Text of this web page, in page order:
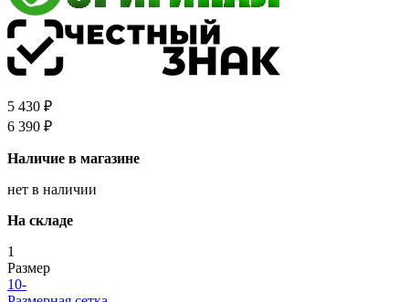
5 430 ₽
6 390 ₽
Наличие в магазине
нет в наличии
На складе
1
Размер
10-